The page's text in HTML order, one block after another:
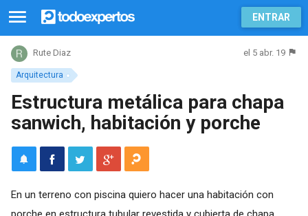
ENTRAR
Arquitectura
Rute Diaz el 5 abr. 19
Estructura metálica para chapa
sanwich, habitación y porche
En un terreno con piscina quiero hacer una habitación con